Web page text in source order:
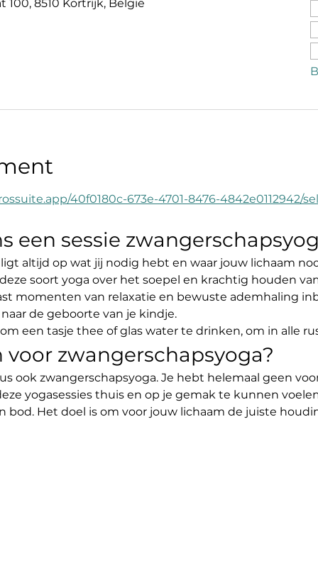
100, 8510 Kortrijk, België
40f0180c-673e-4701-8476-4842e0112942/
een sessie
altijd op wat jij nodig hebt en waar jouw lichaam
soort yoga over het soepel en krachtig houden
momenten van relaxatie en bewuste ademhaling
de geboorte van je kindje.
een tasje thee of glas water te drinken, om in alle
zwangerschapsyoga?
ook zwangerschapsyoga. Je hebt helemaal geen
yogasessies thuis en op je gemak te kunnen
bod. Het doel is om voor jouw lichaam de juiste